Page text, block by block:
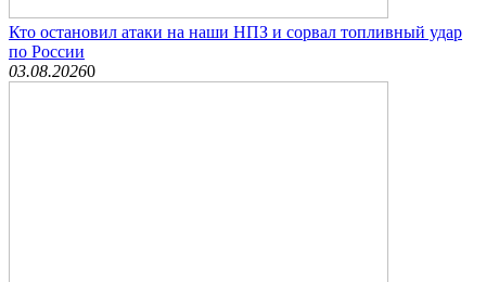
Кто остановил атаки на наши НПЗ и сорвал топливный удар
по России
03.08.20260